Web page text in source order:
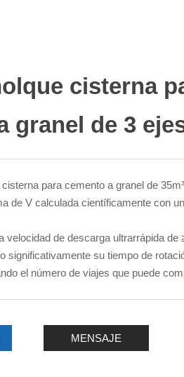
cisterna
granel de 3
para cemento a granel de
de V calculada científicamente con
velocidad de descarga ultrarrápida de
significativamente su tiempo de
el número de viajes que puede
MENSAJE